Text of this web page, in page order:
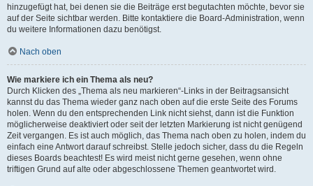
hinzugefügt hat, bei denen sie die Beiträge erst begutachten möchte, bevor sie
auf der Seite sichtbar werden. Bitte kontaktiere die Board-Administration, wenn
du weitere Informationen dazu benötigst.
Nach oben
Wie markiere ich ein Thema als neu?
Durch Klicken des „Thema als neu markieren“-Links in der Beitragsansicht
kannst du das Thema wieder ganz nach oben auf die erste Seite des Forums
holen. Wenn du den entsprechenden Link nicht siehst, dann ist die Funktion
möglicherweise deaktiviert oder seit der letzten Markierung ist nicht genügend
Zeit vergangen. Es ist auch möglich, das Thema nach oben zu holen, indem du
einfach eine Antwort darauf schreibst. Stelle jedoch sicher, dass du die Regeln
dieses Boards beachtest! Es wird meist nicht gerne gesehen, wenn ohne
triftigen Grund auf alte oder abgeschlossene Themen geantwortet wird.